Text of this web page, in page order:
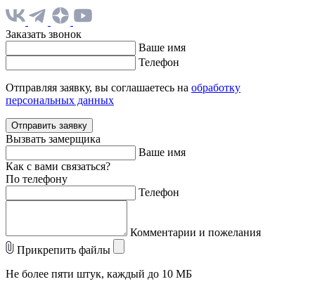
Заказать звонок
Ваше имя
Телефон
Отправляя заявку, вы соглашаетесь на обработку
персональных данных
Отправить заявку
Вызвать замерщика
Ваше имя
Как с вами связаться?
По телефону
Телефон
Комментарии и пожелания
Прикрепить файлы
Не более пяти штук, каждый до 10 МБ